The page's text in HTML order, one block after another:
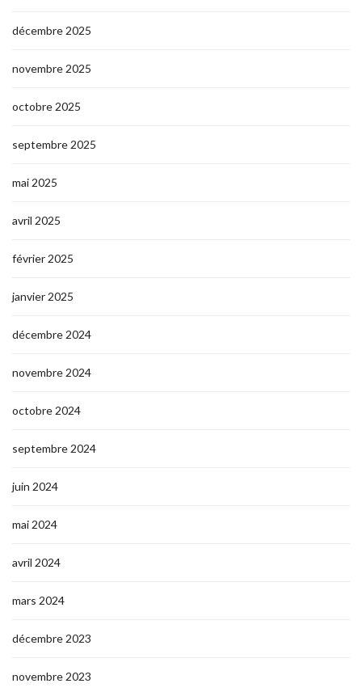
décembre 2025
novembre 2025
octobre 2025
septembre 2025
mai 2025
avril 2025
février 2025
janvier 2025
décembre 2024
novembre 2024
octobre 2024
septembre 2024
juin 2024
mai 2024
avril 2024
mars 2024
décembre 2023
novembre 2023